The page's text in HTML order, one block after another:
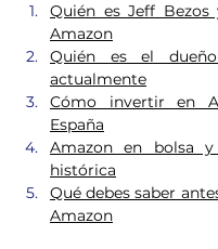
Quién es Jeff
Amazon
Quién es el
actualmente
Cómo invertir en
España
Amazon en bolsa
histórica
Qué debes saber
Amazon